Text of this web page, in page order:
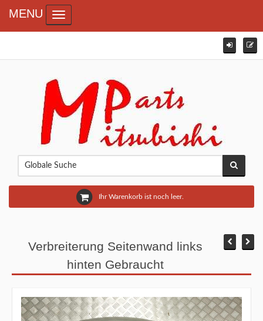
Ihr Warenkorb ist noch leer.
MENU Toggle navigation
Verbreiterung Seitenwand links
hinten Gebraucht